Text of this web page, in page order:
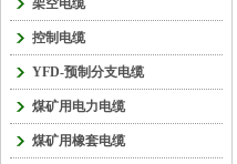
架空电缆
控制电缆
YFD-预制分支电缆
煤矿用电力电缆
煤矿用橡套电缆